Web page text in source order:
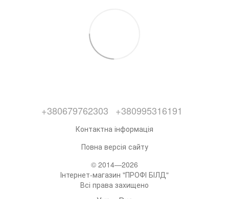
+380679762303 +380995316191
Контактна інформація
Повна версія сайту
© 2014—2026
Інтернет-магазин "ПРОФІ БІЛД"
Всі права захищено